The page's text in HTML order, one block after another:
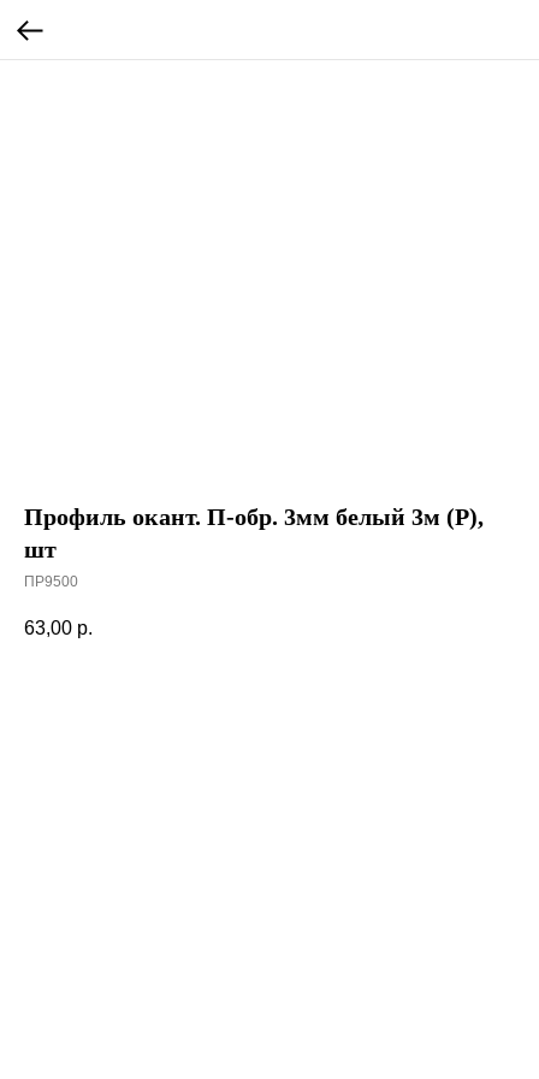
Профиль окант. П-обр. 3мм белый 3м (Р),
шт
ПР9500
63,00 р.